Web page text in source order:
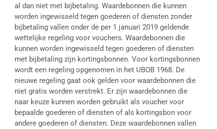
al dan niet met bijbetaling. Waardebonnen die kunnen
worden ingewisseld tegen goederen of diensten zonder
bijbetaling vallen onder de per 1 januari 2019 geldende
wettelijke regeling voor vouchers. Waardebonnen die
kunnen worden ingewisseld tegen goederen of diensten
met bijbetaling zijn kortingsbonnen. Voor kortingsbonnen
wordt een regeling opgenomen in het UBOB 1968. De
nieuwe regeling gaat ook gelden voor waardebonnen die
niet gratis worden verstrekt. Er zijn waardebonnen die
naar keuze kunnen worden gebruikt als voucher voor
bepaalde goederen of diensten of als kortingsbon voor
andere goederen of diensten. Deze waardebonnen vallen